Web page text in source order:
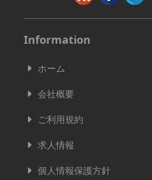
Information
ホーム
会社概要
ご利用規約
求人情報
個人情報保護方針